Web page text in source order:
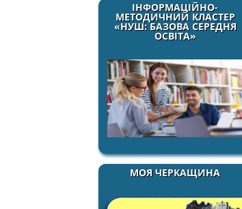
ІНФОРМАЦІЙНО-
МЕТОДИЧНИЙ КЛАСТЕР
«НУШ: БАЗОВА СЕРЕДНЯ
ОСВІТА»
МОЯ ЧЕРКАЩИНА